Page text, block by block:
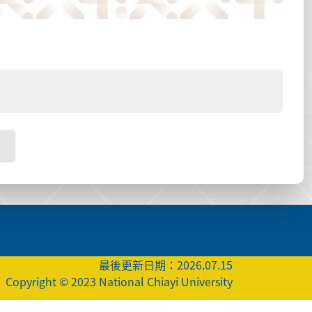
最後更新日期：2026.07.15
Copyright © 2023 National Chiayi University